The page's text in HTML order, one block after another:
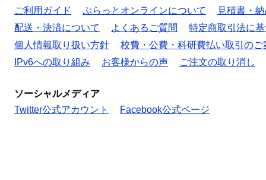
ご利用ガイド
ぷらっとオンラインについて
見積書・
配送・決済について
よくあるご質問
特定商取引法に
個人情報取り扱い方針
校費・公費・科研費払い取引のご
IPv6への取り組み
お客様からの声 ご注文の取り消し
ソーシャルメディア
Twitter公式アカウント
Facebook公式ページ